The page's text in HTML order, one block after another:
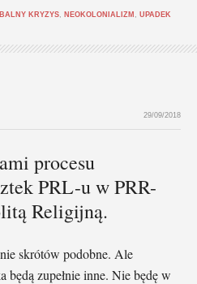
KRYZYS NEOKOLONIALIZM
UPADEK
29/09/2018
procesu
PRL-u w PRR-
Religijną.
skrótów podobne. Ale
będą zupełnie inne. Nie będę w